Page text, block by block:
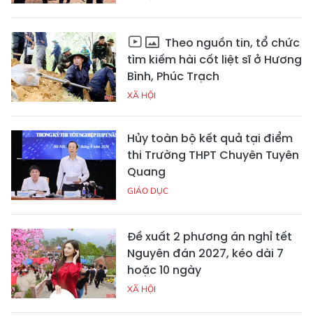
Theo nguồn tin, tổ chức
tìm kiếm hài cốt liệt sĩ ở Hương
Bình, Phúc Trạch
XÃ HỘI
Hủy toàn bộ kết quả tại điểm
thi Trường THPT Chuyên Tuyên
Quang
GIÁO DỤC
Đề xuất 2 phương án nghỉ tết
Nguyên đán 2027, kéo dài 7
hoặc 10 ngày
XÃ HỘI